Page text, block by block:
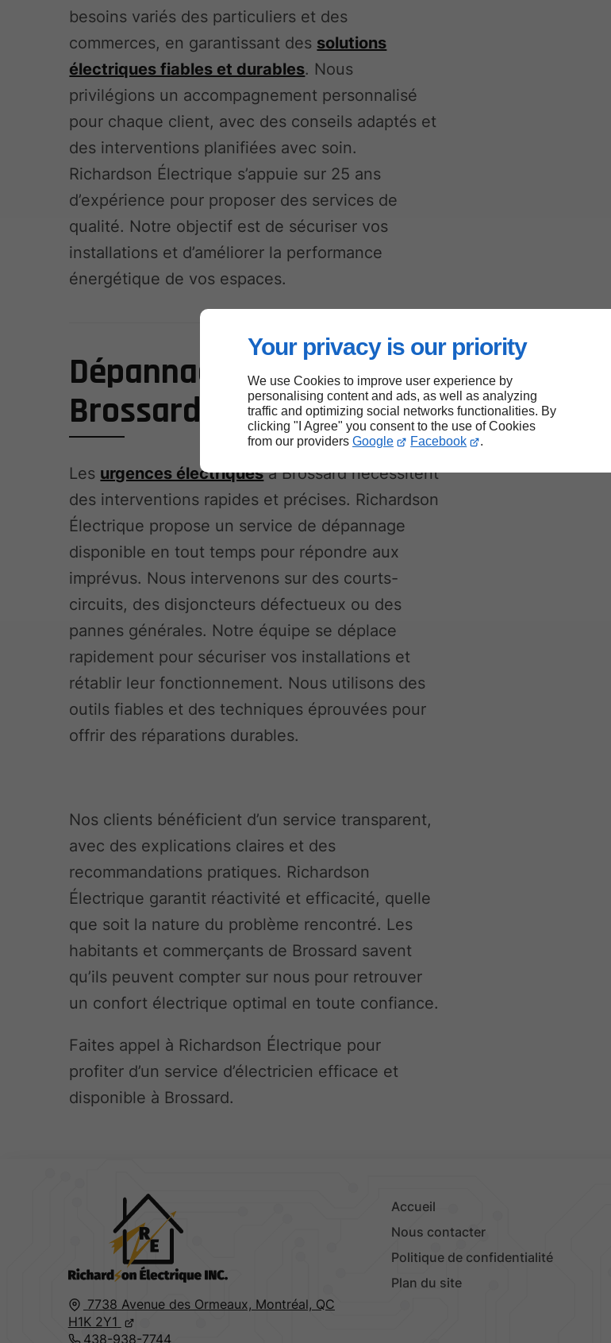
Your privacy is our priority
We use Cookies to improve user experience by
personalising content and ads, as well as analyzing
traffic and optimizing social networks functionalities. By
clicking "I Agree" you consent to the use of Cookies
from our providers Google Facebook .
besoins variés des particuliers et des
commerces, en garantissant des solutions
électriques fiables et durables. Nous
privilégions un accompagnement personnalisé
pour chaque client, avec des conseils adaptés et
des interventions planifiées avec soin.
Richardson Électrique s’appuie sur 25 ans
d’expérience pour proposer des services de
qualité. Notre objectif est de sécuriser vos
installations et d’améliorer la performance
énergétique de vos espaces.
Dépannage électrique à
Brossard
Les urgences électriquesà Brossard nécessitent
des interventions rapides et précises. Richardson
Électrique propose un service de dépannage
disponible en tout temps pour répondre aux
imprévus. Nous intervenons sur des courts-
circuits, des disjoncteurs défectueux ou des
pannes générales. Notre équipe se déplace
rapidement pour sécuriser vos installations et
rétablir leur fonctionnement. Nous utilisons des
outils fiables et des techniques éprouvées pour
offrir des réparations durables.
Nos clients bénéficient d’un service transparent,
avec des explications claires et des
recommandations pratiques. Richardson
Électrique garantit réactivité et efficacité, quelle
que soit la nature du problème rencontré. Les
habitants et commerçants de Brossard savent
qu’ils peuvent compter sur nous pour retrouver
un confort électrique optimal en toute confiance.
Faites appel à Richardson Électrique pour
profiter d’un service d’électricien efficace et
disponible à Brossard.
7738 Avenue des Ormeaux, Montréal, QC
H1K 2Y1
438-938-7744
Accueil
Nous contacter
Politique de confidentialité
Plan du site